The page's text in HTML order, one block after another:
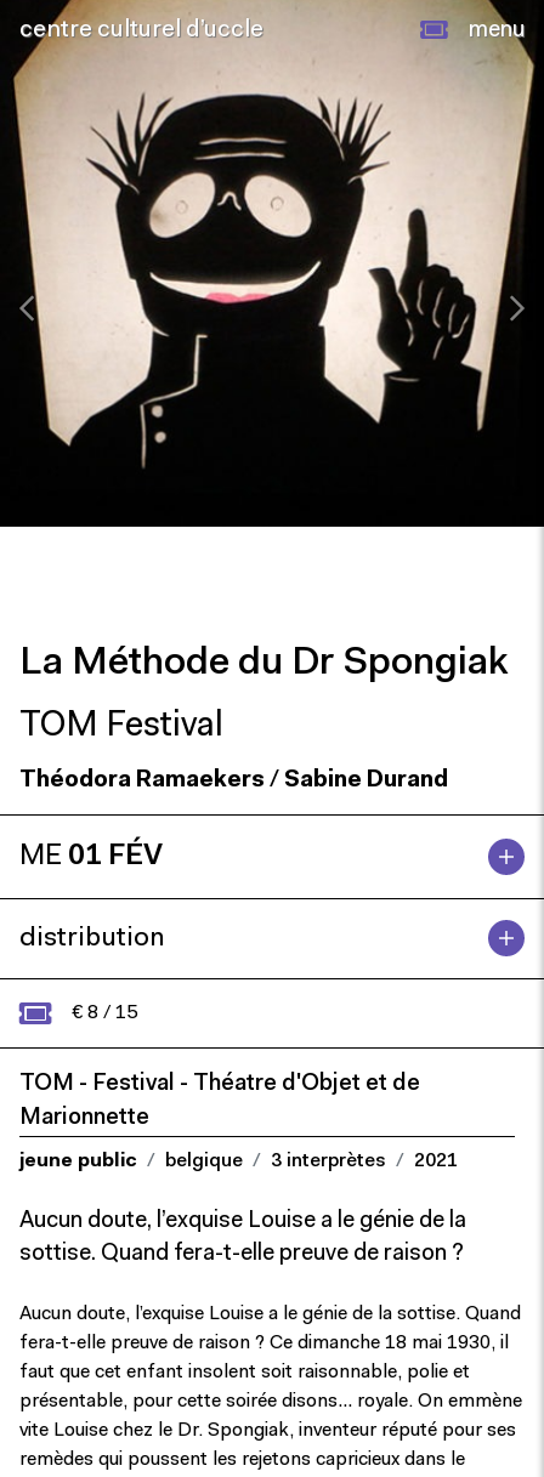
centre culturel d’uccle menu
La Méthode du Dr Spongiak
TOM Festival
Théodora Ramaekers / Sabine Durand
ME 01 FÉV
distribution
€ 8 / 15
TOM - Festival - Théatre d'Objet et de
Marionnette
jeune public belgique 3 interprètes 2021
Aucun doute, l’exquise Louise a le génie de la
sottise. Quand fera-t-elle preuve de raison ?
Aucun doute, l’exquise Louise a le génie de la sottise. Quand
fera-t-elle preuve de raison ? Ce dimanche 18 mai 1930, il
faut que cet enfant insolent soit raisonnable, polie et
présentable, pour cette soirée disons… royale. On emmène
vite Louise chez le Dr. Spongiak, inventeur réputé pour ses
remèdes qui poussent les rejetons capricieux dans le